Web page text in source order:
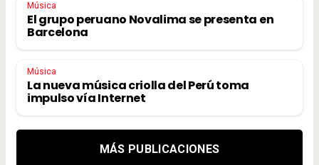
Música
El grupo peruano Novalima se presenta en
Barcelona
Música
La nueva música criolla del Perú toma
impulso vía Internet
MÁS PUBLICACIONES